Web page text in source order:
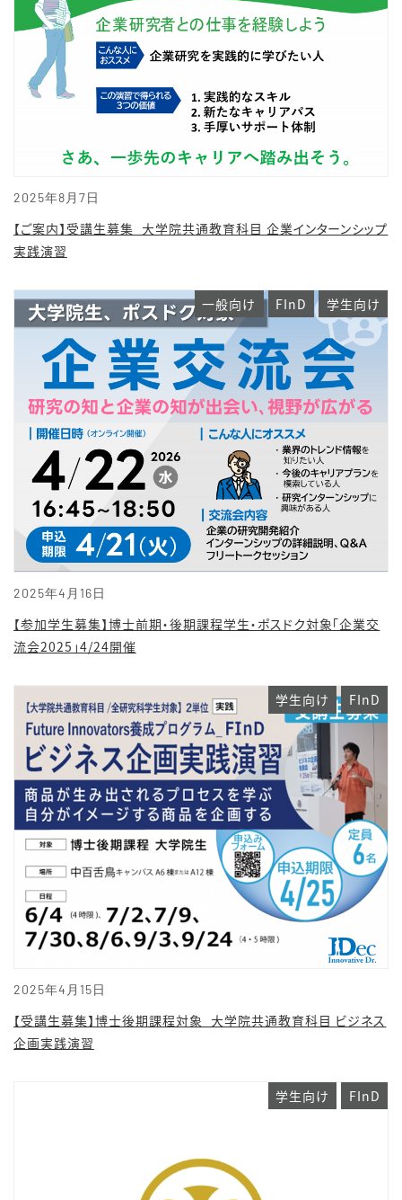
2025年8月7日
【ご案内】受講生募集_大学院共通教育科目 企業インターンシップ
実践演習
2025年4月16日
一般向け FInD 学生向け
【参加学生募集】博士前期・後期課程学生・ポスドク対象「企業交
流会2025」4/24開催
2025年4月15日
学生向け FInD
【受講生募集】博士後期課程対象_大学院共通教育科目 ビジネス
企画実践演習
学生向け FInD